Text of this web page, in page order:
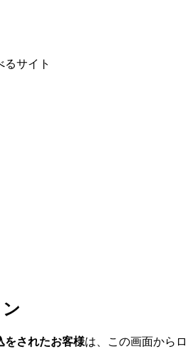
るサイト
をされたお客様は、この画面からロ